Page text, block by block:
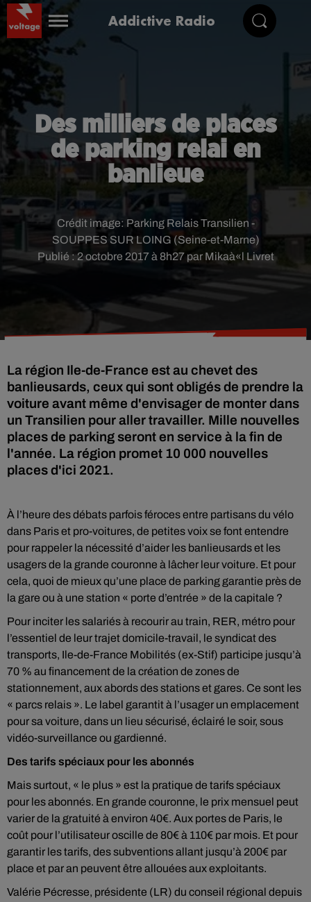
Addictive Radio
Des milliers de places
de parking relai en
banlieue
Publié : 2 octobre 2017 à 8h27 par Mikaà«l Livret
Crédit image: Parking Relais Transilien -
SOUPPES SUR LOING (Seine-et-Marne)
La région Ile-de-France est au chevet des
banlieusards, ceux qui sont obligés de prendre la
voiture avant même d'envisager de monter dans
un Transilien pour aller travailler. Mille nouvelles
places de parking seront en service à la fin de
l'année. La région promet 10 000 nouvelles
places d'ici 2021.
À l’heure des débats parfois féroces entre partisans du vélo
dans Paris et pro-voitures, de petites voix se font entendre
pour rappeler la nécessité d’aider les banlieusards et les
usagers de la grande couronne à lâcher leur voiture. Et pour
cela, quoi de mieux qu’une place de parking garantie près de
la gare ou à une station « porte d’entrée » de la capitale ?
Pour inciter les salariés à recourir au train, RER, métro pour
l’essentiel de leur trajet domicile-travail, le syndicat des
transports, Ile-de-France Mobilités (ex-Stif) participe jusqu’à
70 % au financement de la création de zones de
stationnement, aux abords des stations et gares. Ce sont les
« parcs relais ». Le label garantit à l’usager un emplacement
pour sa voiture, dans un lieu sécurisé, éclairé le soir, sous
vidéo-surveillance ou gardienné.
Des tarifs spéciaux pour les abonnés
Mais surtout, « le plus » est la pratique de tarifs spéciaux
pour les abonnés. En grande couronne, le prix mensuel peut
varier de la gratuité à environ 40€. Aux portes de Paris, le
coût pour l’utilisateur oscille de 80€ à 110€ par mois. Et pour
garantir les tarifs, des subventions allant jusqu’à 200€ par
place et par an peuvent être allouées aux exploitants.
Valérie Pécresse, présidente (LR) du conseil régional depuis